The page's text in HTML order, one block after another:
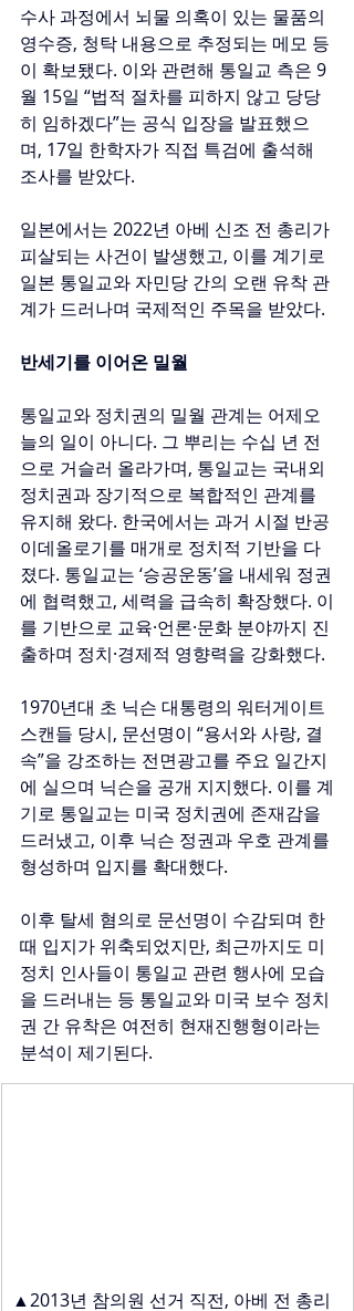
수사 과정에서 뇌물 의혹이 있는 물품의
영수증, 청탁 내용으로 추정되는 메모 등
이 확보됐다. 이와 관련해 통일교 측은 9
월 15일 “법적 절차를 피하지 않고 당당
히 임하겠다”는 공식 입장을 발표했으
며, 17일 한학자가 직접 특검에 출석해
조사를 받았다.
일본에서는 2022년 아베 신조 전 총리가
피살되는 사건이 발생했고, 이를 계기로
일본 통일교와 자민당 간의 오랜 유착 관
계가 드러나며 국제적인 주목을 받았다.
반세기를 이어온 밀월
통일교와 정치권의 밀월 관계는 어제오
늘의 일이 아니다. 그 뿌리는 수십 년 전
으로 거슬러 올라가며, 통일교는 국내외
정치권과 장기적으로 복합적인 관계를
유지해 왔다. 한국에서는 과거 시절 반공
이데올로기를 매개로 정치적 기반을 다
졌다. 통일교는 ‘승공운동’을 내세워 정권
에 협력했고, 세력을 급속히 확장했다. 이
를 기반으로 교육·언론·문화 분야까지 진
출하며 정치·경제적 영향력을 강화했다.
1970년대 초 닉슨 대통령의 워터게이트
스캔들 당시, 문선명이 “용서와 사랑, 결
속”을 강조하는 전면광고를 주요 일간지
에 실으며 닉슨을 공개 지지했다. 이를 계
기로 통일교는 미국 정치권에 존재감을
드러냈고, 이후 닉슨 정권과 우호 관계를
형성하며 입지를 확대했다.
이후 탈세 혐의로 문선명이 수감되며 한
때 입지가 위축되었지만, 최근까지도 미
정치 인사들이 통일교 관련 행사에 모습
을 드러내는 등 통일교와 미국 보수 정치
권 간 유착은 여전히 현재진행형이라는
분석이 제기된다.
▲2013년 참의원 선거 직전, 아베 전 총리